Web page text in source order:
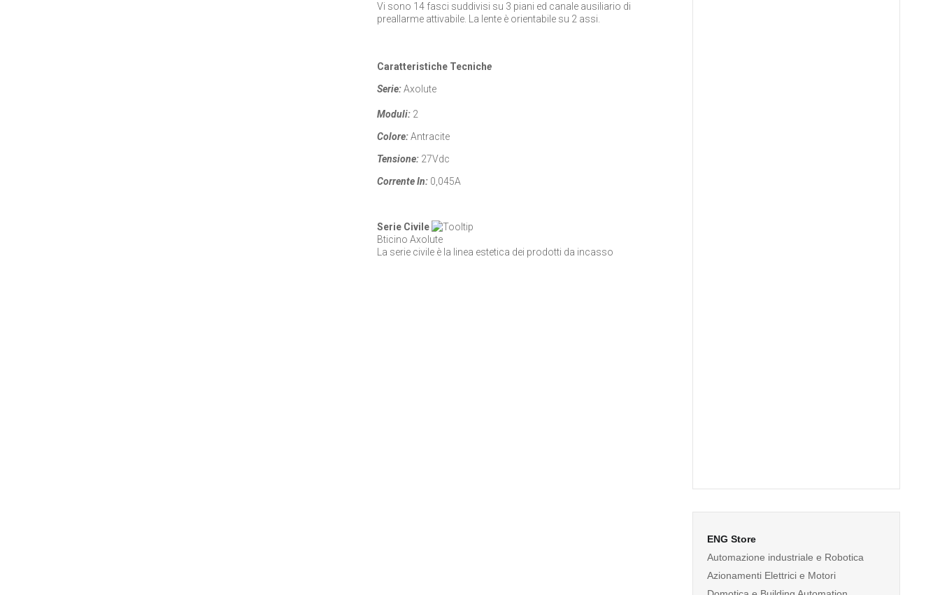
Vi sono 14 fasci suddivisi su 3 piani ed canale ausiliario di
preallarme attivabile. La lente è orientabile su 2 assi.
Caratteristiche Tecniche
Serie:Axolute
Moduli: 2
Colore:Antracite
Tensione: 27Vdc
Corrente In: 0,045A
Serie Civile
Bticino Axolute
La serie civile è la linea estetica dei prodotti da incasso
ENG Store
Automazione industriale e Robotica
Azionamenti Elettrici e Motori